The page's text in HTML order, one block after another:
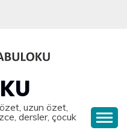
uzun özet,
dersler, çocuk